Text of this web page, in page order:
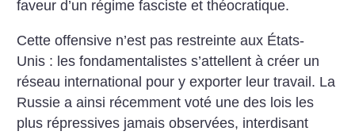
faveur d’un régime fasciste et théocratique.
Cette offensive n’est pas restreinte aux États-
Unis : les fondamentalistes s’attellent à créer un
réseau international pour y exporter leur travail. La
Russie a ainsi récemment voté une des lois les
plus répressives jamais observées, interdisant